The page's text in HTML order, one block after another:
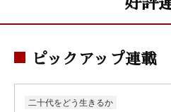
ピックアップ連載
二十代をどう生きるか